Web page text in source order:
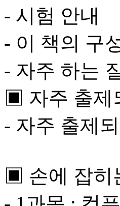
- 시험 안내
- 이 책의 구
- 자주 하는
▣ 자주 출제
- 자주 출제
▣ 손에 잡히